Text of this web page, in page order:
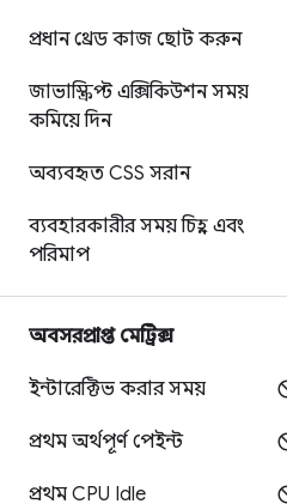
প্রধান থ্রেড কাজ ছোট করুন
জাভাস্ক্রিপ্ট এক্সিকিউশন সময়
কমিয়ে দিন
অব্যবহৃত CSS সরান
ব্যবহারকারীর সময় চিহ্ন এবং
পরিমাপ
অবসরপ্রাপ্ত মেট্রিক্স
ইন্টারেক্টিভ করার সময়
প্রথম অর্থপূর্ণ পেইন্ট
প্রথম CPU Idle